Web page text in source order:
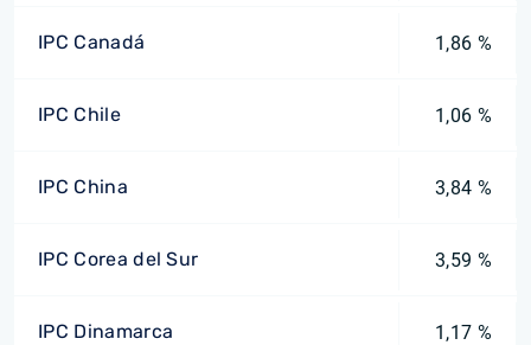
IPC Canadá 1,86 %
IPC Chile 1,06 %
IPC China 3,84 %
IPC Corea del Sur 3,59 %
IPC Dinamarca 1,17 %